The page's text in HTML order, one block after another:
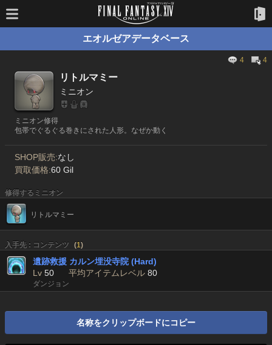
エオルゼアデータベース
4 4
リトルマミー
ミニオン
ミニオン修得
包帯でぐるぐる巻きにされた人形。なぜか動く
SHOP販売:なし
買取価格:60 Gil
修得するミニオン
リトルマミー
入手先 : コンテンツ (1)
遺跡救援 カルン埋没寺院 (Hard)
Lv 50 平均アイテムレベル 80
ダンジョン
名称をクリップボードにコピー